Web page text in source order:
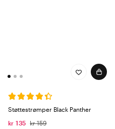
Støttestrømper Black Panther
kr 135
kr 159